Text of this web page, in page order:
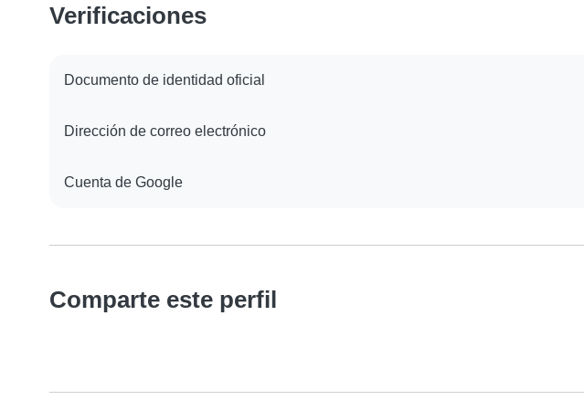
Verificaciones
Documento de identidad oficial
Dirección de correo electrónico
Cuenta de Google
Comparte este perfil